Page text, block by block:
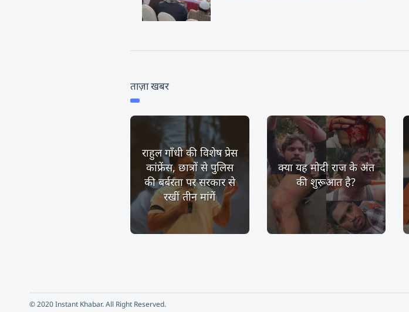
ताज़ा खबर
राहुल गाँधी की विशेष प्रेस
कांफ्रेंस, छात्रों से पुलिस
की बर्बरता पर सरकार से
रखीं तीन मांगें
क्या यह मोदी राज के अंत
की शुरूआत है?
© 2020 Instant Khabar. All Right Reserved.